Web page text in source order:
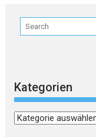
Kategorien
Kategorien